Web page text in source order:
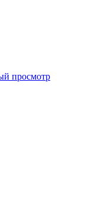
просмотр